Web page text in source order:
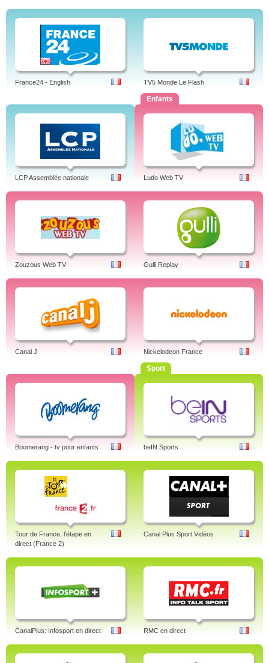
France24 - English TV5 Monde Le Flash
LCP Assemblée nationale
Enfants
Ludo Web TV
Zouzous Web TV Gulli Replay
Canal J Nickelodeon France
Boomerang - tv pour enfants
Sport
beIN Sports
Tour de France, l'étape en
direct (France 2)
Canal Plus Sport Vidéos
CanalPlus: Infosport en direct RMC en direct